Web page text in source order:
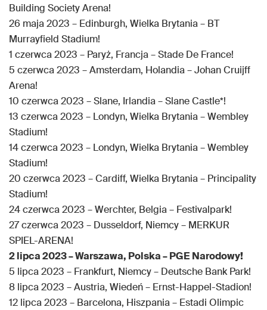
Building Society Arena!
26 maja 2023 – Edinburgh, Wielka Brytania – BT
Murrayfield Stadium!
1 czerwca 2023 – Paryż, Francja – Stade De France!
5 czerwca 2023 – Amsterdam, Holandia – Johan Cruijff
Arena!
10 czerwca 2023 – Slane, Irlandia – Slane Castle*!
13 czerwca 2023 – Londyn, Wielka Brytania – Wembley
Stadium!
14 czerwca 2023 – Londyn, Wielka Brytania – Wembley
Stadium!
20 czerwca 2023 – Cardiff, Wielka Brytania – Principality
Stadium!
24 czerwca 2023 – Werchter, Belgia – Festivalpark!
27 czerwca 2023 – Dusseldorf, Niemcy – MERKUR
SPIEL-ARENA!
2 lipca 2023 – Warszawa, Polska – PGE Narodowy!
5 lipca 2023 – Frankfurt, Niemcy – Deutsche Bank Park!
8 lipca 2023 – Austria, Wiedeń – Ernst-Happel-Stadion!
12 lipca 2023 – Barcelona, Hiszpania – Estadi Olimpic